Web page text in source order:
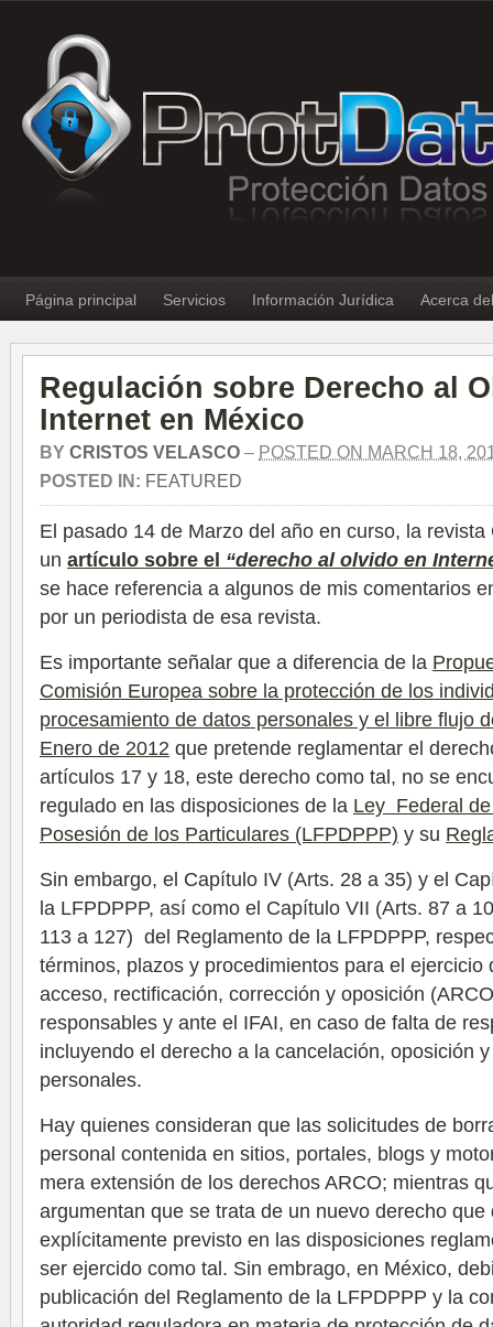
Página principal Servicios Información Jurídica Acerca
Regulación sobre Derecho al
Internet en México
BY CRISTOS VELASCO – POSTED ON MARCH 18,
POSTED IN: FEATURED
El pasado 14 de Marzo del año en curso, la
un artículo sobre el “derecho al olvido en
se hace referencia a algunos de mis comentarios
por un periodista de esa revista.
Es importante señalar que a diferencia de la
Comisión Europea sobre la protección de los
procesamiento de datos personales y el libre flujo
Enero de 2012 que pretende reglamentar el
artículos 17 y 18, este derecho como tal, no se
regulado en las disposiciones de la Ley Federal
Posesión de los Particulares (LFPDPPP) y su
Sin embargo, el Capítulo IV (Arts. 28 a 35) y el
la LFPDPPP, así como el Capítulo VII (Arts. 87 a
113 a 127) del Reglamento de la LFPDPPP,
términos, plazos y procedimientos para el ejercicio
acceso, rectificación, corrección y oposición
responsables y ante el IFAI, en caso de falta de
incluyendo el derecho a la cancelación, oposición
personales.
Hay quienes consideran que las solicitudes de
personal contenida en sitios, portales, blogs y
mera extensión de los derechos ARCO; mientras
argumentan que se trata de un nuevo derecho que
explícitamente previsto en las disposiciones
ser ejercido como tal. Sin embrago, en México,
publicación del Reglamento de la LFPDPPP y la